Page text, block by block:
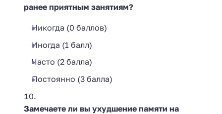
ранее приятным занятиям?
Никогда (0 баллов)
Иногда (1 балл)
Часто (2 балла)
Постоянно (3 балла)
Замечаете ли вы ухудшение памяти на